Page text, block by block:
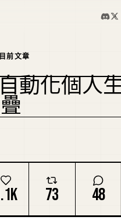
錯過了什麼？」
目前文章
動化個人
疊
73 48